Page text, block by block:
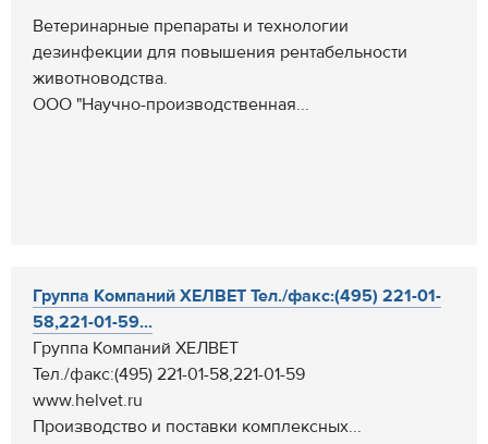
Ветеринарные препараты и технологии
дезинфекции для повышения рентабельности
животноводства.
ООО "Научно-производственная...
Группа Компаний ХЕЛВЕТ Тел./факс:(495) 221-01-
58,221-01-59...
Группа Компаний ХЕЛВЕТ
Тел./факс:(495) 221-01-58,221-01-59
www.helvet.ru
Производство и поставки комплексных...